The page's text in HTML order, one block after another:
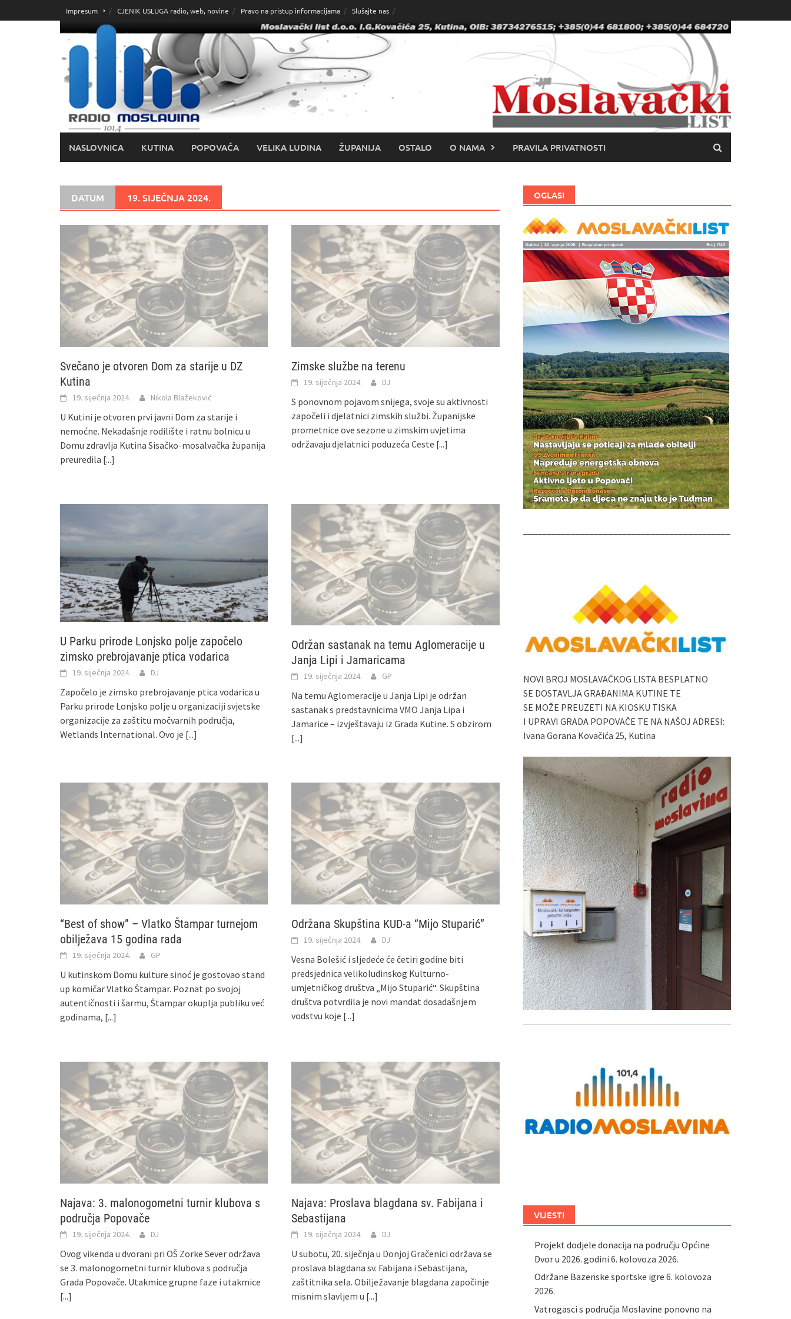
do
Impresum CJENIK USLUGA radio, web, novine Pravo na pristup informacijama Slušajte nas
NASLOVNICA KUTINA POPOVAČA VELIKA LUDINA ŽUPANIJA OSTALO O NAMA PRAVILA PRIVATNOSTI
DATUM 19. SIJEČNJA 2024.
Svečano je otvoren Dom za starije u DZ
Kutina
19. siječnja 2024. Nikola Blažeković
U Kutini je otvoren prvi javni Dom za starije i
nemoćne. Nekadašnje rodilište i ratnu bolnicu u
Domu zdravlja Kutina Sisačko-mosalvačka županija
preuredila [...]
Zimske službe na terenu
19. siječnja 2024. DJ
S ponovnom pojavom snijega, svoje su aktivnosti
započeli i djelatnici zimskih službi. Županijske
prometnice ove sezone u zimskim uvjetima
održavaju djelatnici poduzeća Ceste [...]
U Parku prirode Lonjsko polje započelo
zimsko prebrojavanje ptica vodarica
19. siječnja 2024. DJ
Započelo je zimsko prebrojavanje ptica vodarica u
Parku prirode Lonjsko polje u organizaciji svjetske
organizacije za zaštitu močvarnih područja,
Wetlands International. Ovo je [...]
Održan sastanak na temu Aglomeracije u
Janja Lipi i Jamaricama
19. siječnja 2024. GP
Na temu Aglomeracije u Janja Lipi je održan
sastanak s predstavnicima VMO Janja Lipa i
Jamarice – izvještavaju iz Grada Kutine. S obzirom
[...]
“Best of show” – Vlatko Štampar turnejom
obilježava 15 godina rada
19. siječnja 2024. GP
U kutinskom Domu kulture sinoć je gostovao stand
up komičar Vlatko Štampar. Poznat po svojoj
autentičnosti i šarmu, Štampar okuplja publiku već
godinama, [...]
Održana Skupština KUD-a “Mijo Stuparić”
19. siječnja 2024. DJ
Vesna Bolešić i sljedeće će četiri godine biti
predsjednica velikoludinskog Kulturno-
umjetničkog društva „Mijo Stuparić“. Skupština
društva potvrdila je novi mandat dosadašnjem
vodstvu koje [...]
Najava: 3. malonogometni turnir klubova s
područja Popovače
19. siječnja 2024. DJ
Ovog vikenda u dvorani pri OŠ Zorke Sever održava
se 3. malonogometni turnir klubova s područja
Grada Popovače. Utakmice grupne faze i utakmice
[...]
Najava: Proslava blagdana sv. Fabijana i
Sebastijana
19. siječnja 2024. DJ
U subotu, 20. siječnja u Donjoj Gračenici održava se
proslava blagdana sv. Fabijana i Sebastijana,
zaštitnika sela. Obilježavanje blagdana započinje
misnim slavljem u [...]
OGLASI
NOVI BROJ MOSLAVAČKOG LISTA BESPLATNO
SE DOSTAVLJA GRAĐANIMA KUTINE TE
SE MOŽE PREUZETI NA KIOSKU TISKA
I UPRAVI GRADA POPOVAČE TE NA NAŠOJ ADRESI:
Ivana Gorana Kovačića 25, Kutina
VIJESTI
Projekt dodjele donacija na području Općine
Dvor u 2026. godini 6. kolovoza 2026.
Održane Bazenske sportske igre 6. kolovoza
2026.
Vatrogasci s područja Moslavine ponovno na